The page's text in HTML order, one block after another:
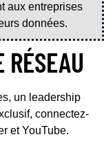
aux entreprises
données.
RÉSEAU
un leadership
connectez-
et YouTube.